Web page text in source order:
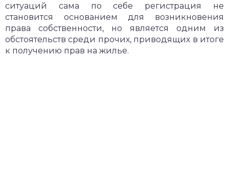
ситуаций сама по себе регистрация не
становится основанием для возникновения
права собственности, но является одним из
обстоятельств среди прочих, приводящих в итоге
к получению прав на жилье.